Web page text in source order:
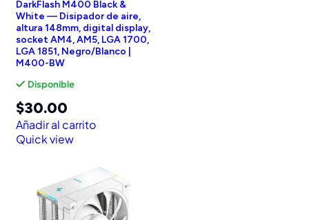
DarkFlash M400 Black &
White — Disipador de aire,
altura 148mm, digital display,
socket AM4, AM5, LGA 1700,
LGA 1851, Negro/Blanco |
M400-BW
Disponible
$30.00
Añadir al carrito
Quick view